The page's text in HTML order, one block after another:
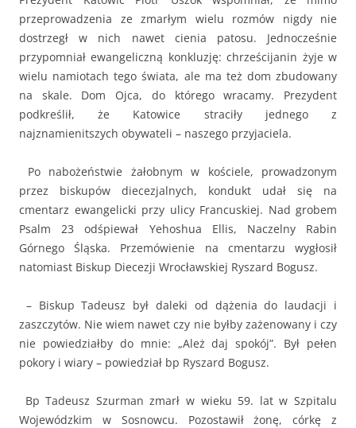
przeprowadzenia ze zmarłym wielu rozmów nigdy nie
dostrzegł w nich nawet cienia patosu. Jednocześnie
przypomniał ewangeliczną konkluzję: chrześcijanin żyje w
wielu namiotach tego świata, ale ma też dom zbudowany
na skale. Dom Ojca, do którego wracamy. Prezydent
podkreślił, że Katowice straciły jednego z
najznamienitszych obywateli – naszego przyjaciela.
Po nabożeństwie żałobnym w kościele, prowadzonym
przez biskupów diecezjalnych, kondukt udał się na
cmentarz ewangelicki przy ulicy Francuskiej. Nad grobem
Psalm 23 odśpiewał Yehoshua Ellis, Naczelny Rabin
Górnego Śląska. Przemówienie na cmentarzu wygłosił
natomiast Biskup Diecezji Wrocławskiej Ryszard Bogusz.
– Biskup Tadeusz był daleki od dążenia do laudacji i
zaszczytów. Nie wiem nawet czy nie byłby zażenowany i czy
nie powiedziałby do mnie: „Ależ daj spokój”. Był pełen
pokory i wiary – powiedział bp Ryszard Bogusz.
Bp Tadeusz Szurman zmarł w wieku 59. lat w Szpitalu
Wojewódzkim w Sosnowcu. Pozostawił żonę, córkę z